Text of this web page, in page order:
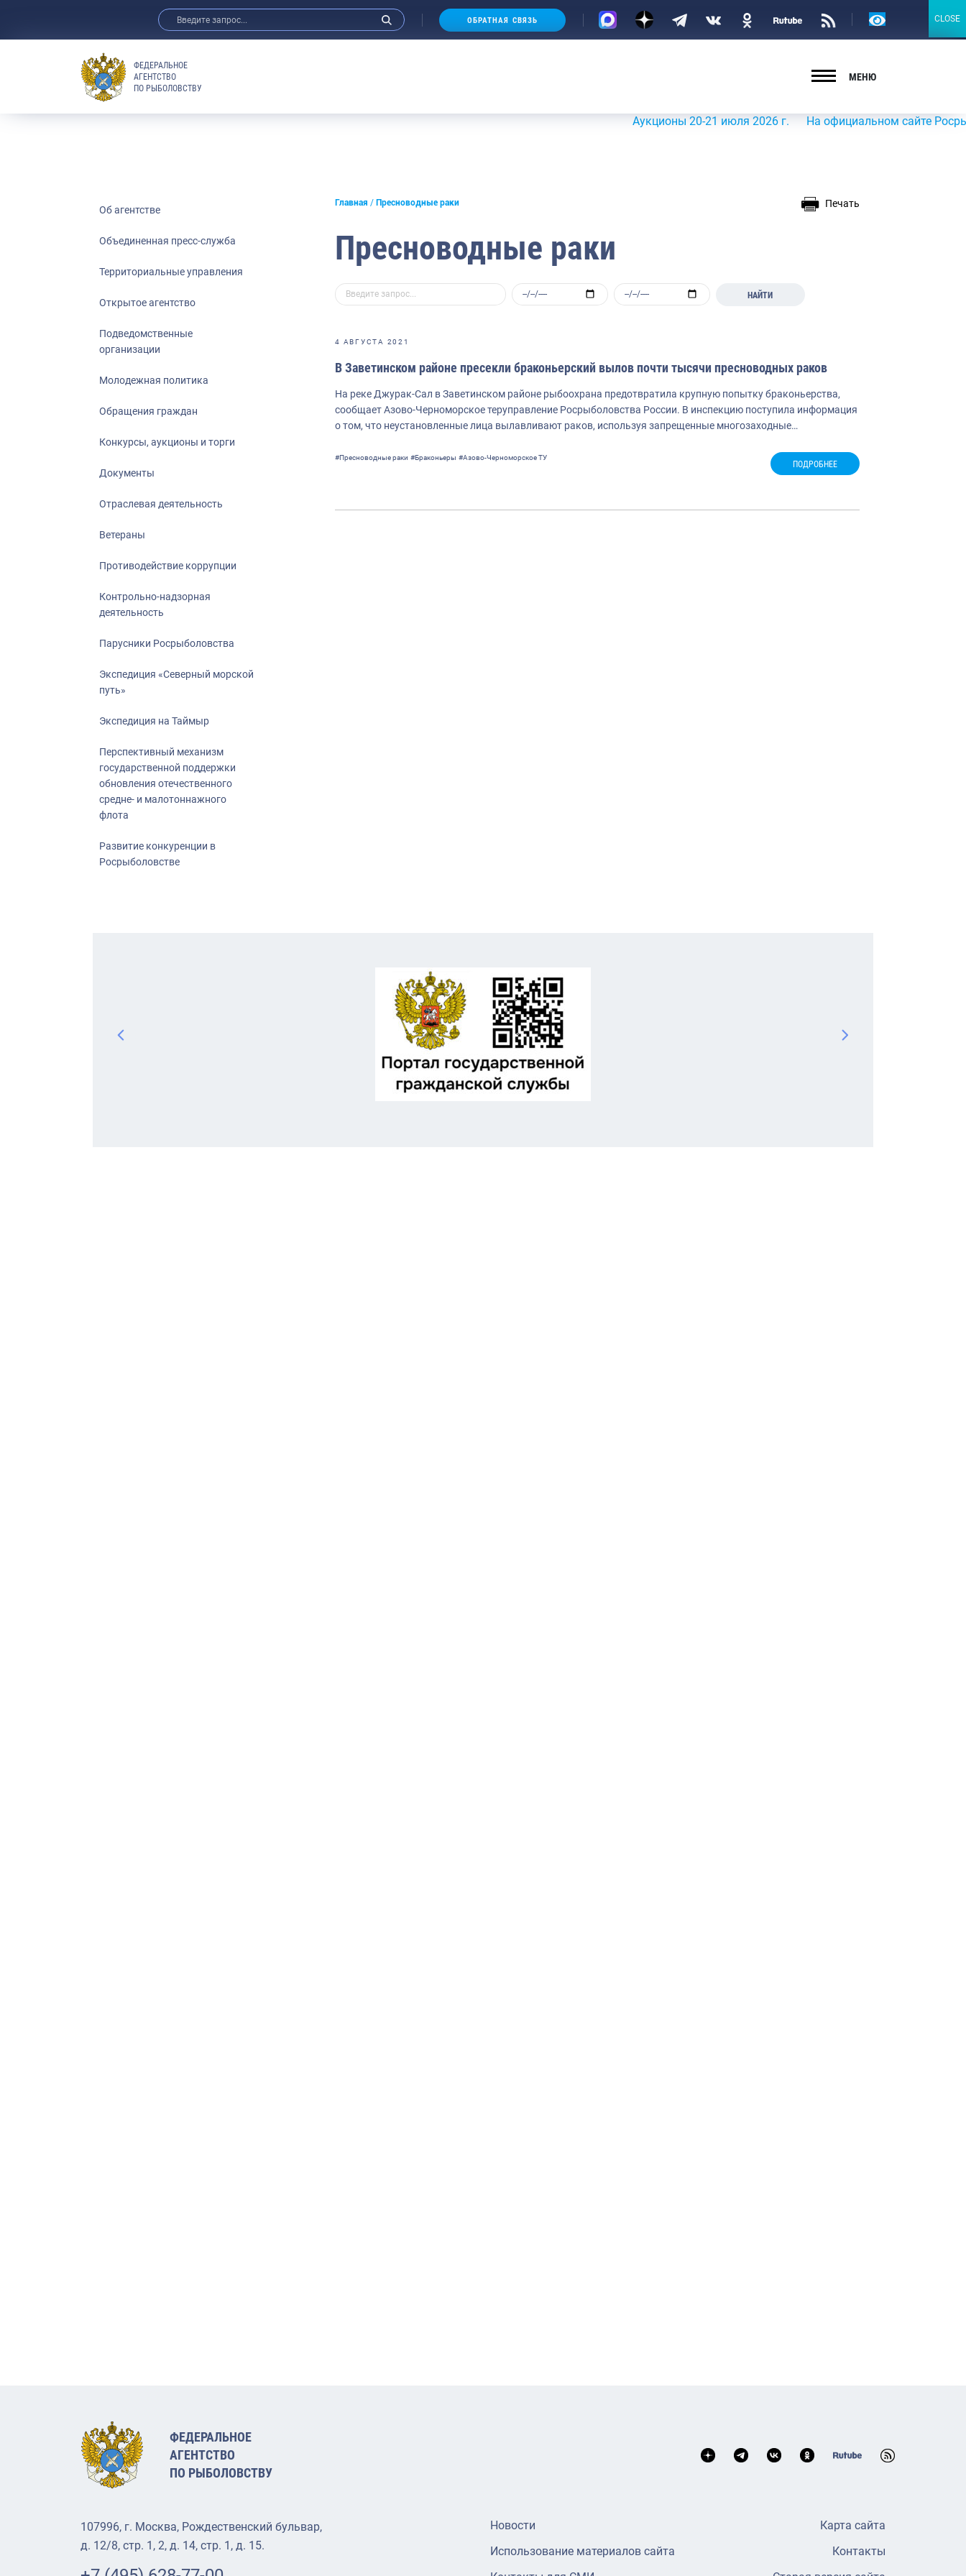
ОБРАТНАЯ СВЯЗЬ
Версия
ФЕДЕРАЛЬНОЕ
АГЕНТСТВО
ПО РЫБОЛОВСТВУ
МЕНЮ
Аукционы 20-21 июля 2026 г. На официальном сайте
Об агентстве
Объединенная пресс-служба
Территориальные управления
Открытое агентство
Подведомственные
организации
Молодежная политика
Обращения граждан
Конкурсы, аукционы и торги
Документы
Отраслевая деятельность
Ветераны
Противодействие коррупции
Контрольно-надзорная
деятельность
Парусники Росрыболовства
Экспедиция «Северный морской
путь»
Экспедиция на Таймыр
Перспективный механизм
государственной поддержки
обновления отечественного
средне- и малотоннажного
флота
Развитие конкуренции в
Росрыболовстве
Главная Пресноводные раки Печать
Пресноводные раки
НАЙТИ
4 АВГУСТА 2021
В Заветинском районе пресекли браконьерский вылов почти тысячи пресноводных раков
На реке Джурак-Сал в Заветинском районе рыбоохрана предотвратила крупную попытку браконьерства,
сообщает Азово-Черноморское теруправление Росрыболовства России. В инспекцию поступила информация
о том, что неустановленные лица вылавливают раков, используя запрещенные многозаходные…
#Пресноводные раки #Браконьеры #Азово-Черноморское ТУ
ПОДРОБНЕЕ
ФЕДЕРАЛЬНОЕ
АГЕНТСТВО
ПО РЫБОЛОВСТВУ
107996, г. Москва, Рождественский бульвар,
д. 12/8, стр. 1, 2, д. 14, стр. 1, д. 15.
Новости
Использование материалов сайта
Карта сайта
Контакты
CLOSE
CLOSE